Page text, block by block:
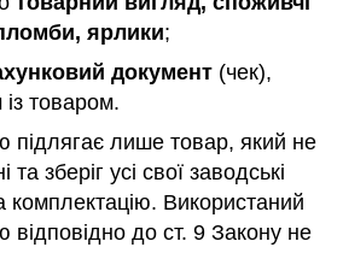
ярлики;
документ (чек),
товаром.
підлягає лише товар, який не
зберіг усі свої заводські
комплектацію. Використаний
до ст. 9 Закону не